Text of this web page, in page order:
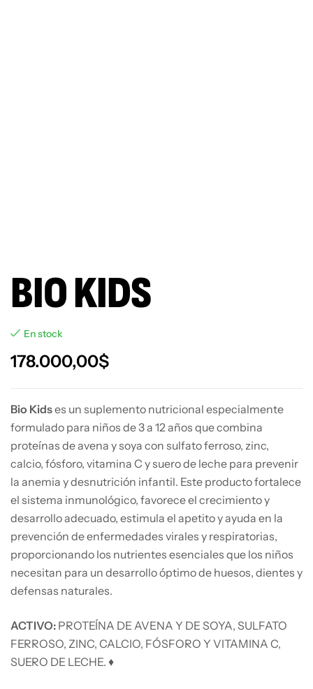
BIO KIDS
En stock
178.000,00$
Bio Kidses un suplemento nutricional especialmente
formulado para niños de 3 a 12 años que combina
proteínas de avena y soya con sulfato ferroso, zinc,
calcio, fósforo, vitamina C y suero de leche para prevenir
la anemia y desnutrición infantil. Este producto fortalece
el sistema inmunológico, favorece el crecimiento y
desarrollo adecuado, estimula el apetito y ayuda en la
prevención de enfermedades virales y respiratorias,
proporcionando los nutrientes esenciales que los niños
necesitan para un desarrollo óptimo de huesos, dientes y
defensas naturales.
ACTIVO: PROTEÍNA DE AVENA Y DE SOYA, SULFATO
FERROSO, ZINC, CALCIO, FÓSFORO Y VITAMINA C,
SUERO DE LECHE. ♦